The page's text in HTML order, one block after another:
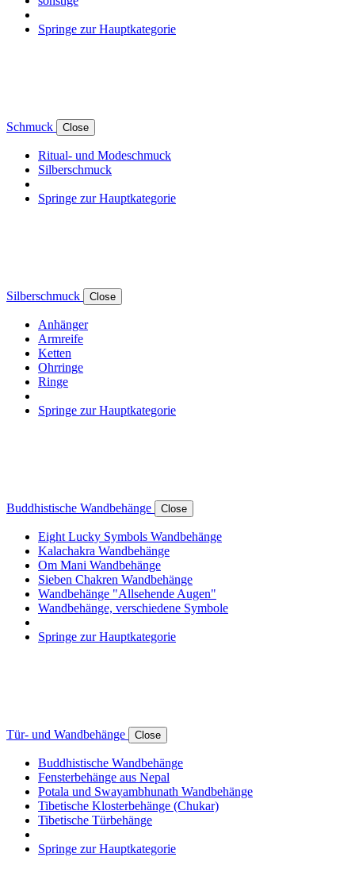
Springe zur Hauptkategorie
Schmuck Close
Ritual- und Modeschmuck
Silberschmuck
Springe zur Hauptkategorie
Silberschmuck Close
Anhänger
Armreife
Ketten
Ohrringe
Ringe
Springe zur Hauptkategorie
Buddhistische Wandbehänge Close
Eight Lucky Symbols Wandbehänge
Kalachakra Wandbehänge
Om Mani Wandbehänge
Sieben Chakren Wandbehänge
Wandbehänge "Allsehende Augen"
Wandbehänge, verschiedene Symbole
Springe zur Hauptkategorie
Tür- und Wandbehänge Close
Buddhistische Wandbehänge
Fensterbehänge aus Nepal
Potala und Swayambhunath Wandbehänge
Tibetische Klosterbehänge (Chukar)
Tibetische Türbehänge
Springe zur Hauptkategorie